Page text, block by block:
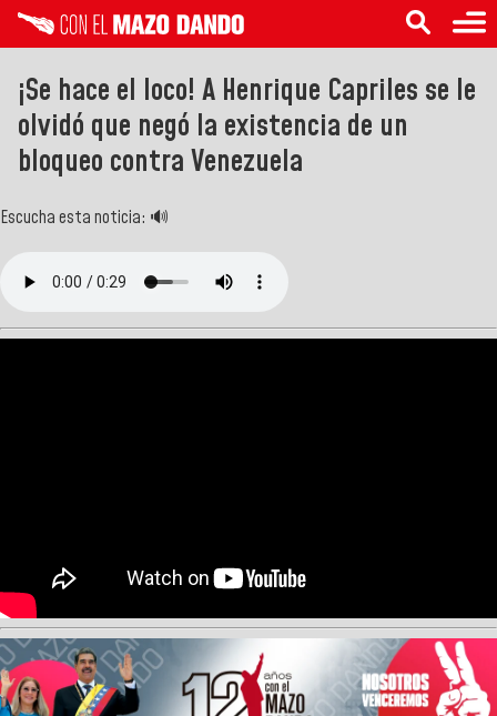
¡Se hace el loco! A Henrique Capriles se le
olvidó que negó la existencia de un
bloqueo contra Venezuela
Escucha esta noticia: 🔊